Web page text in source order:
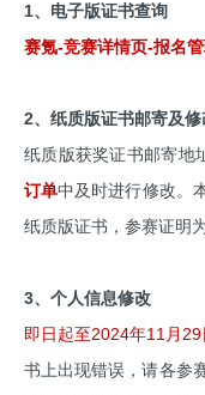
1、电子版证书查询
赛氪-竞赛详情页-报名
2、纸质版证书邮寄及
纸质版获奖证书邮寄地
订单中及时进行修改。
纸质版证书，参赛证明
3、个人信息修改
即日起至2024年11月
书上出现错误，请各参